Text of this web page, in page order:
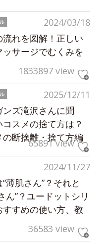
2024/03/18
流れを図解！正しい
ッサージでむくみを
1833897 view
2025/12/11
ンズ滝沢さんに聞
コスメの捨て方は？
の断捨離・捨て方編
65891 view
2024/11/27
薄肌さん”？それと
ん”？ユードットシリ
すすめの使い方、教
36583 view